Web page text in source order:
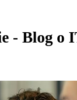
- Blog o